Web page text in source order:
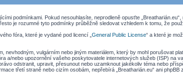
podmínkami. Pokud nesouhlasíte, neprodleně opusťte
je rozumné tyto podmínky průběžně sledovat vzhledem k tomu, že
fóra, které je vydané pod licencí „ General Public License“ a které je
nevhodným, vulgárním nebo jiným materiálem, který by mohl porušovat
a/nebo upozornění vašeho poskytovatele internetových služeb (ISP) na
odstranit, upravit, přesunout nebo uzamknout jakékoliv téma nebo
třetí straně nebo cizím osobám, nepřebírá „Breatharián.eu“ ani